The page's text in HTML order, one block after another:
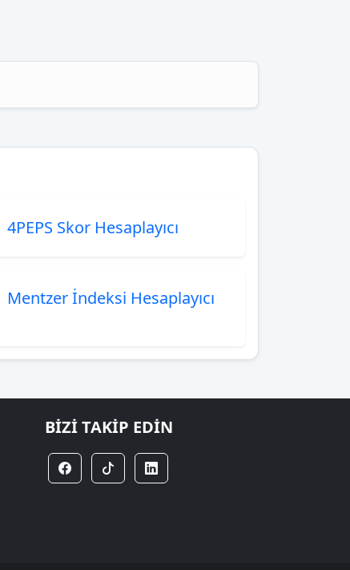
4PEPS Skor Hesaplayıcı
Mentzer İndeksi Hesaplayıcı
BIZI TAKIP EDIN